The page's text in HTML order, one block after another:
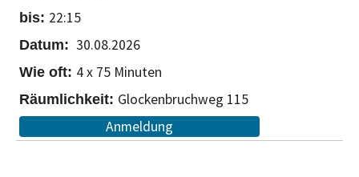
22:15
30.08.2026
4 x 75 Minuten
Glockenbruchweg 115
Anmeldung